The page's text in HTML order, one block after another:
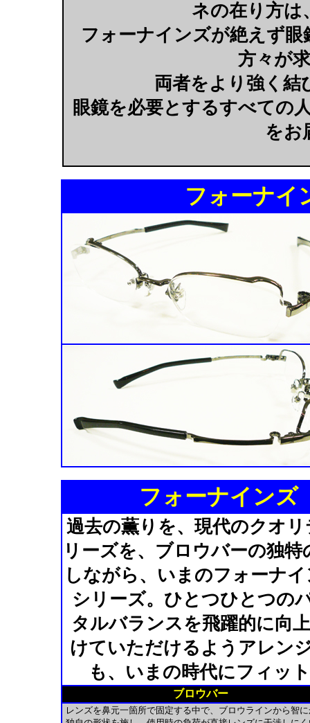
ネの在り方は
フォーナインズが絶えず
方々が
両者をより強く結
眼鏡を必要とするすべての
をお
フォーナイ
フォーナイン
過去の薫りを、現代のクオ
リーズを、ブロウバーの独
しながら、いまのフォーナ
シリーズ。ひとつひとつの
タルバランスを飛躍的に向
けていただけるようアレン
も、いまの時代にフィッ
ブロウバー
レンズを鼻元一箇所で固定する中で、ブロウラインから智